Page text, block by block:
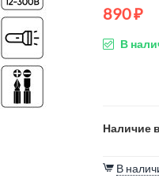
890₽
В
Наличие
В